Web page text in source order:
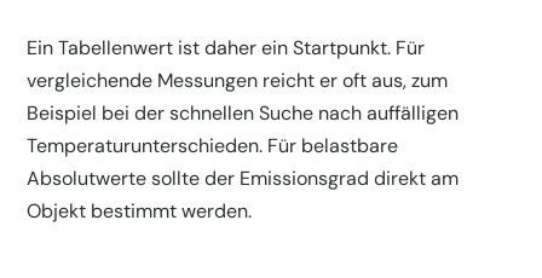
Ein Tabellenwert ist daher ein Startpunkt. Für
vergleichende Messungen reicht er oft aus, zum
Beispiel bei der schnellen Suche nach auffälligen
Temperaturunterschieden. Für belastbare
Absolutwerte sollte der Emissionsgrad direkt am
Objekt bestimmt werden.